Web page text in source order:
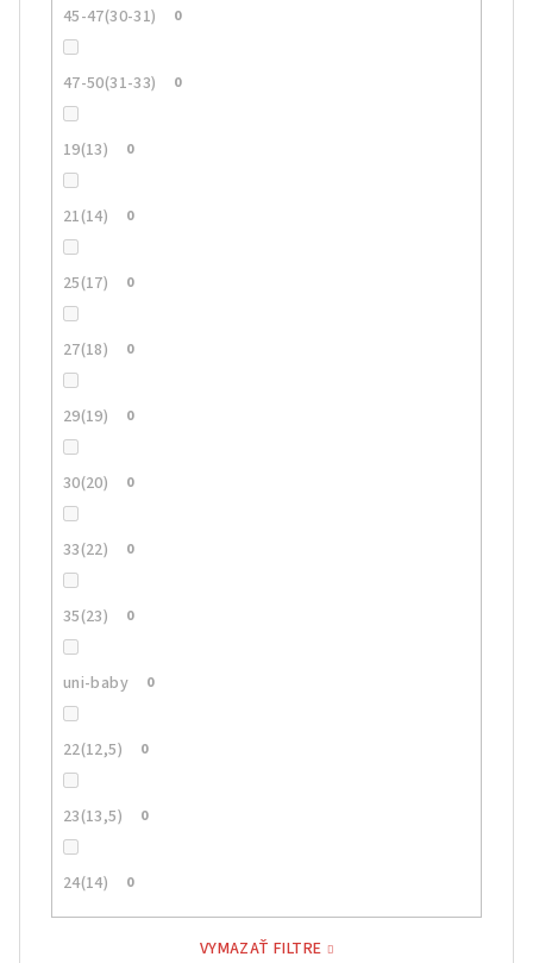
45-47(30-31) 0
47-50(31-33) 0
19(13) 0
21(14) 0
25(17) 0
27(18) 0
29(19) 0
30(20) 0
33(22) 0
35(23) 0
uni-baby 0
22(12,5) 0
23(13,5) 0
24(14) 0
VYMAZAŤ FILTRE